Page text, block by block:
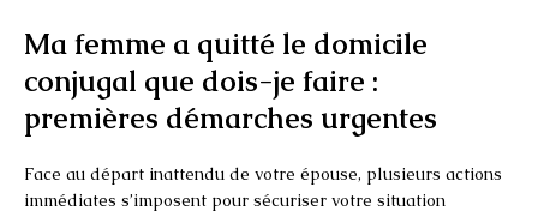
Ma femme a quitté le domicile
conjugal que dois-je faire :
premières démarches urgentes
Face au départ inattendu de votre épouse, plusieurs actions
immédiates s’imposent pour sécuriser votre situation